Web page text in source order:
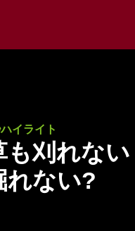
イライト
も刈れない
れない?